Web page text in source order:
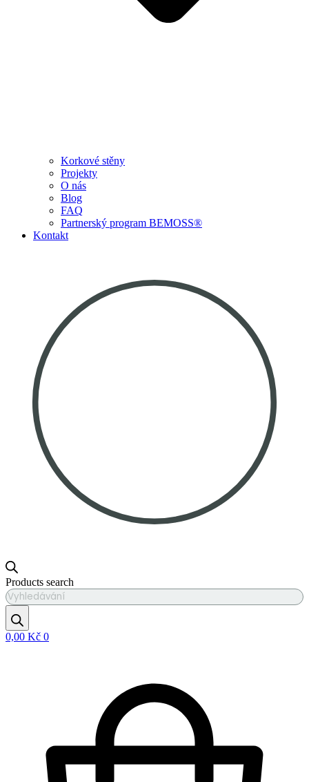
Korkové stěny
Projekty
O nás
Blog
FAQ
Partnerský program BEMOSS®
Kontakt
Products search
0,00 Kč 0